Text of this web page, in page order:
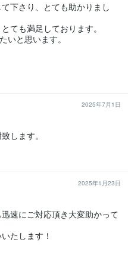
下さり、とても助かりまし
ても満足しております。
いと思います。
2025年7月1日
2025年1月23日
速にご対応頂き大変助かって
たします！